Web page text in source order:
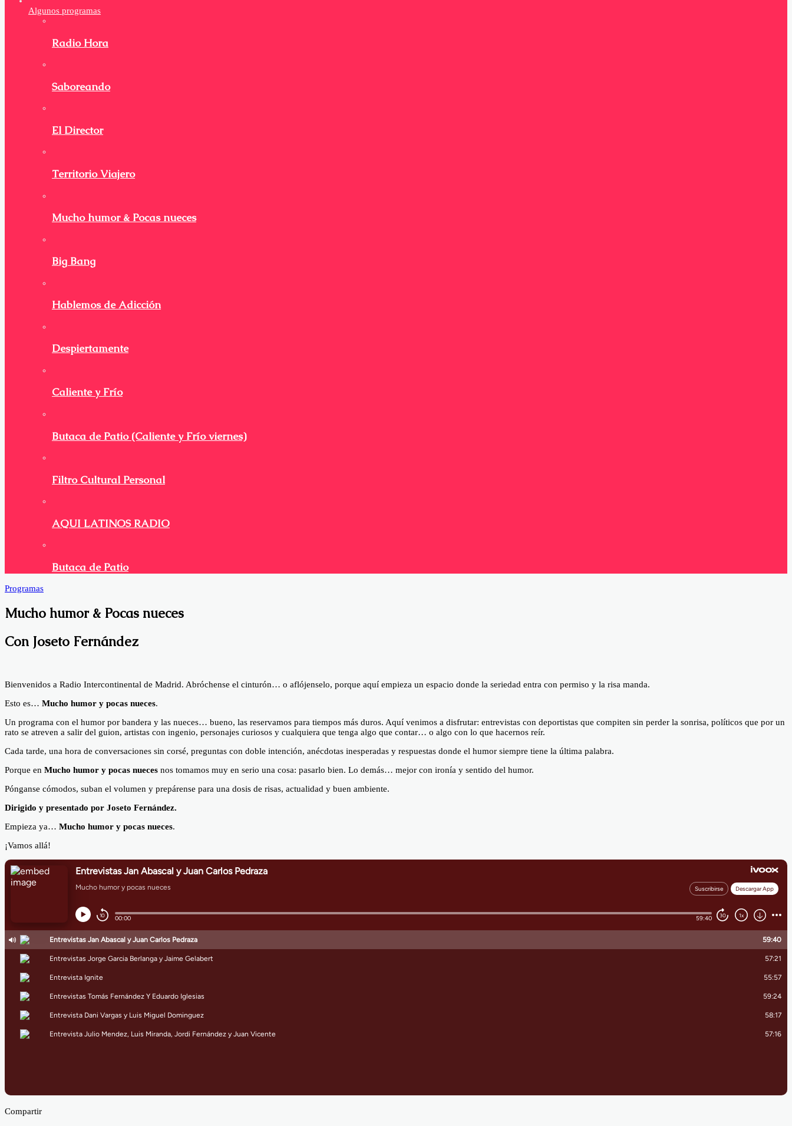
Algunos programas
Radio Hora
Saboreando
El Director
Territorio Viajero
Mucho humor & Pocas nueces
Big Bang
Hablemos de Adicción
Despiertamente
Caliente y Frío
Butaca de Patio (Caliente y Frío viernes)
Filtro Cultural Personal
AQUI LATINOS RADIO
Butaca de Patio
Programas
Mucho humor & Pocas nueces
Con Joseto Fernández
Bienvenidos a Radio Intercontinental de Madrid. Abróchense el cinturón… o aflójenselo, porque aquí empieza un espacio donde la seriedad entra con permiso y la risa manda.
Esto es… Mucho humor y pocas nueces.
Un programa con el humor por bandera y las nueces… bueno, las reservamos para tiempos más duros. Aquí venimos a disfrutar: entrevistas con deportistas que compiten sin perder la sonrisa, políticos que por un
rato se atreven a salir del guion, artistas con ingenio, personajes curiosos y cualquiera que tenga algo que contar… o algo con lo que hacernos reír.
Cada tarde, una hora de conversaciones sin corsé, preguntas con doble intención, anécdotas inesperadas y respuestas donde el humor siempre tiene la última palabra.
Porque en Mucho humor y pocas nueces nos tomamos muy en serio una cosa: pasarlo bien. Lo demás… mejor con ironía y sentido del humor.
Pónganse cómodos, suban el volumen y prepárense para una dosis de risas, actualidad y buen ambiente.
Dirigido y presentado por Joseto Fernández.
Empieza ya… Mucho humor y pocas nueces.
¡Vamos allá!
Facebook
X
Compartir